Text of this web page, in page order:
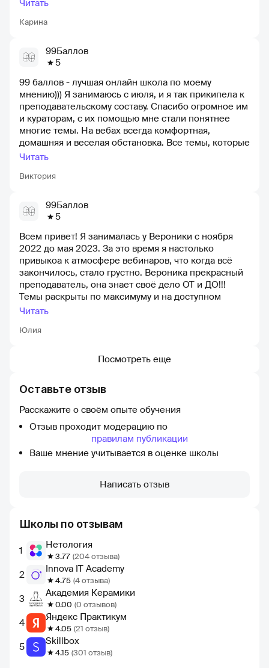
Оставьте отзыв
Расскажите о своём опыте обучения
Отзыв проходит модерацию по
правилам публикации
Ваше мнение учитывается в оценке школы
Написать отзыв
Школы по отзывам
1 Нетология
3.77 (204 отзыва)
2 Innova IT Academy
4.75 (4 отзыва)
3 Академия Керамики
0.00 (0 отзывов)
4 Яндекс Практикум
4.05 (21 отзыв)
5 Skillbox
4.15 (301 отзыв)
Карина
Читать
99Баллов
5
Виктория
99 баллов - лучшая онлайн школа по моему
мнению))) Я занимаюсь с июля, и я так прикипела к
преподавательскому составу. Спасибо огромное им
и кураторам, с их помощью мне стали понятнее
многие темы. На вебах всегда комфортная,
домашняя и веселая обстановка. Все темы, которые
мы проходим, очень нужны на экзаменах. Я могу с
экзамены, потому что подготовка в "99 баллов" -
Спасибо преподавателям, кураторам и
менеджерам за их труд. И как говорится "Мы
Читать
99Баллов
5
Юлия
Всем привет! Я занималась у Вероники с ноября
2022 до мая 2023. За это время я настолько
привыкоа к атмосфере вебинаров, что когда всё
закончилось, стало грустно. Вероника прекрасный
преподаватель, она знает своё дело ОТ и ДО!!!
Темы раскрыты по максимуму и на доступном
языке. Плюсом ко всему прилагаются наглядная
слишком много, она понятная и не сложная)
Ребята, если вы будущие 11ти классники, смело
Читать
Посмотреть еще